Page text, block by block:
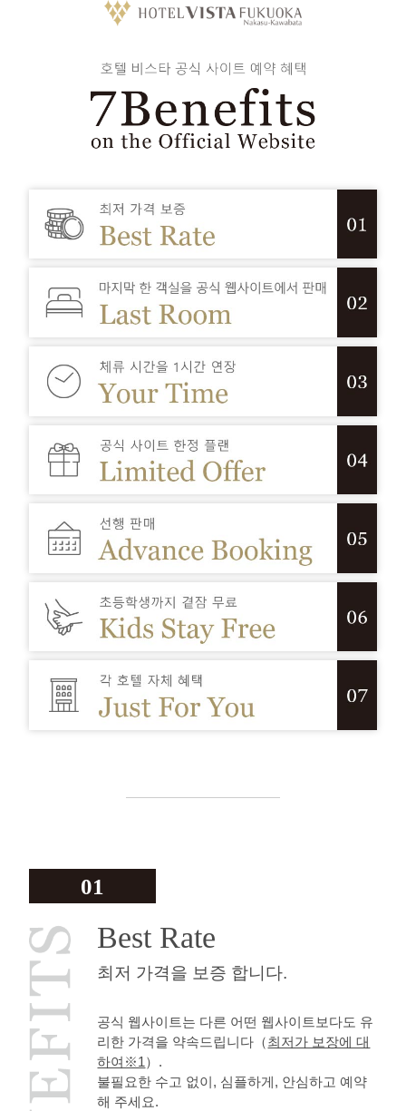
01
Best Rate
최저 가격을 보증 합니다.
공식 웹사이트는 다른 어떤 웹사이트보다도 유
리한 가격을 약속드립니다（최저가 보장에 대
하여※1 ）.
불필요한 수고 없이, 심플하게, 안심하고 예약
해 주세요.